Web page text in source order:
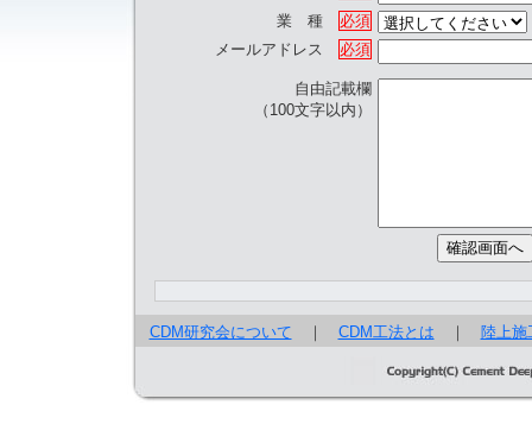
業 種
必須
メールアドレス
必須
自由記載欄
（100文字以内）
CDM研究会について ｜ CDM工法とは ｜ 陸上施